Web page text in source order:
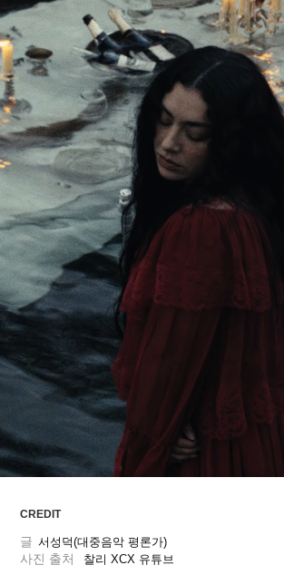
INDUSTRY
PLAYLIST
NoW
ALL
ARTICLES
LOGIN
CREDIT
글 서성덕(대중음악 평론가)
사진 출처 찰리 XCX 유튜브